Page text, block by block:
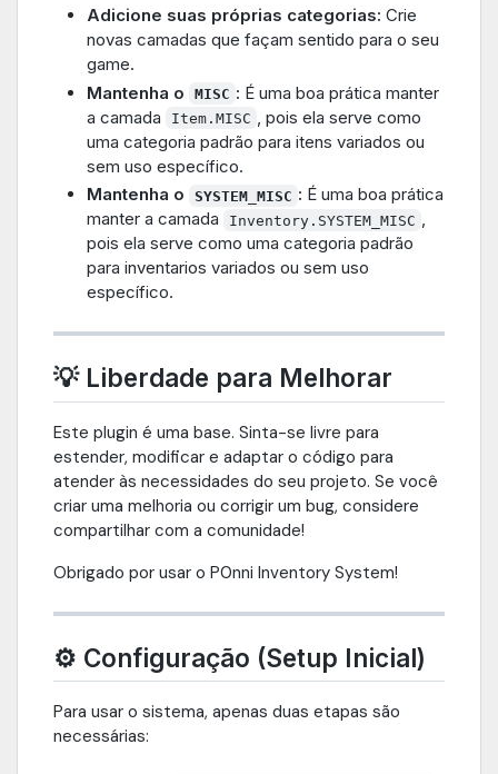
Adicione suas próprias categorias: Crie
novas camadas que façam sentido para o seu
game.
Mantenha o
MISC : É uma boa prática manter
a camada
Item.MISC
, pois ela serve como
uma categoria padrão para itens variados ou
sem uso específico.
Mantenha o
SYSTEM_MISC : É uma boa prática
manter a camada
Inventory.SYSTEM_MISC ,
pois ela serve como uma categoria padrão
para inventarios variados ou sem uso
específico.
💡 Liberdade para Melhorar
Este plugin é uma base. Sinta-se livre para
estender, modificar e adaptar o código para
atender às necessidades do seu projeto. Se você
criar uma melhoria ou corrigir um bug, considere
compartilhar com a comunidade!
Obrigado por usar o P0nni Inventory System!
⚙️ Configuração (Setup Inicial)
Para usar o sistema, apenas duas etapas são
necessárias: